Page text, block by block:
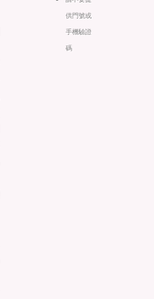
供門號或
手機驗證
碼